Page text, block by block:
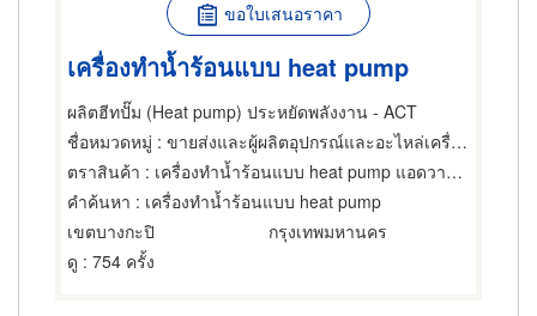
ขอใบเสนอราคา
เครื่องทำน้ำร้อนแบบ heat pump
ผลิตฮีทปั๊ม (Heat pump) ประหยัดพลังงาน - ACT
ชื่อหมวดหมู่ : ขายส่งและผู้ผลิตอุปกรณ์และอะไหล่เครื่องทำความเย็น,เครื่องทำความร้อน
ตราสินค้า : เครื่องทำน้ำร้อนแบบ heat pump แอดวานซ์ คูล เทคโนโลยี
คำค้นหา : เครื่องทำน้ำร้อนแบบ heat pump
เขตบางกะปิ
กรุงเทพมหานคร
ดู : 754 ครั้ง